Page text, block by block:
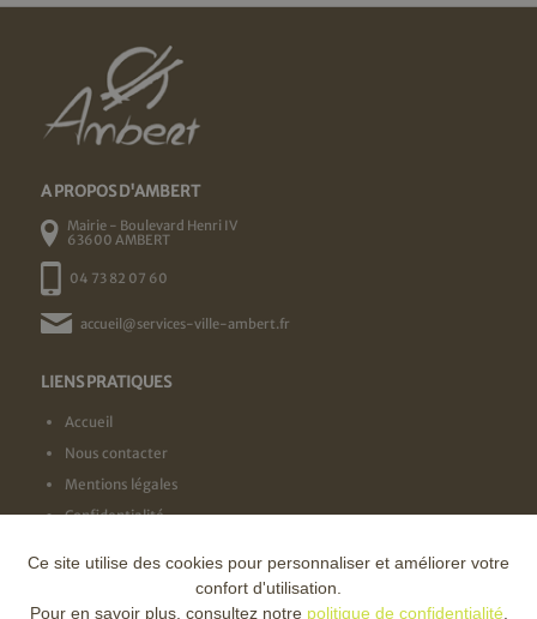
A PROPOS D'AMBERT
Mairie - Boulevard Henri IV
63600 AMBERT
04 73 82 07 60
accueil@services-ville-ambert.fr
LIENS PRATIQUES
Accueil
Nous contacter
Mentions légales
Confidentialité
NOS LABELS
Ce site utilise des cookies pour personnaliser et améliorer votre
confort d'utilisation.
Pour en savoir plus, consultez notre politique de confidentialité